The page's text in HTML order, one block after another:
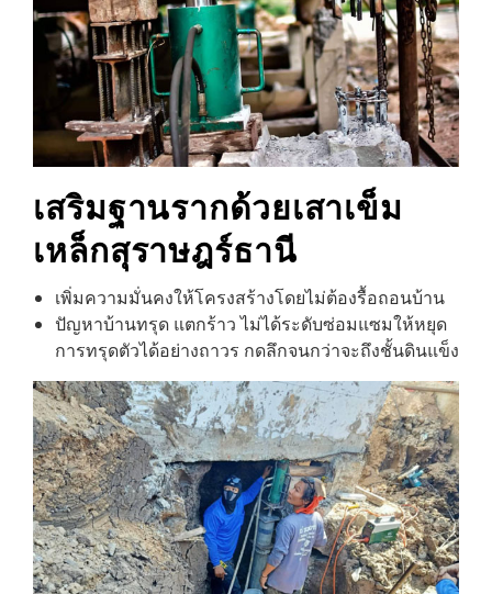
เสริมฐานรากด้วยเสาเข็ม
เหล็กสุราษฎร์ธานี
เพิ่มความมั่นคงให้โครงสร้างโดยไม่ต้องรื้อถอนบ้าน
ปัญหาบ้านทรุด แตกร้าว ไม่ได้ระดับซ่อมแซมให้หยุด
การทรุดตัวได้อย่างถาวร กดลึกจนกว่าจะถึงชั้นดินแข็ง